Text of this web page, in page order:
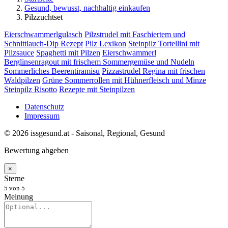
Gesund, bewusst, nachhaltig einkaufen
Pilzzuchtset
Eierschwammerlgulasch Pilzstrudel mit Faschiertem und
Schnittlauch-Dip Rezept Pilz Lexikon Steinpilz Tortellini mit
Pilzsauce Spaghetti mit Pilzen Eierschwammerl
Berglinsenragout mit frischem Sommergemüse und Nudeln
Sommerliches Beerentiramisu Pizzastrudel Regina mit frischen
Waldpilzen Grüne Sommerrollen mit Hühnerfleisch und Minze
Steinpilz Risotto Rezepte mit Steinpilzen
Datenschutz
Impressum
© 2026 issgesund.at - Saisonal, Regional, Gesund
Bewertung abgeben
×
Sterne
5 von 5
Meinung